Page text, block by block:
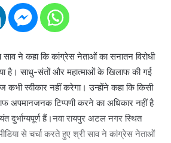
ने कहा कि कांग्रेस नेताओं का सनातन विरोधी
है। साधु-संतों और महात्माओं के खिलाफ की गई
कभी स्वीकार नहीं करेगा। उन्होंने कहा कि किसी
अपमानजनक टिप्पणी करने का अधिकार नहीं है
हैं।नवा रायपुर अटल नगर स्थित
से चर्चा करते हुए श्री साव ने कांग्रेस नेताओं